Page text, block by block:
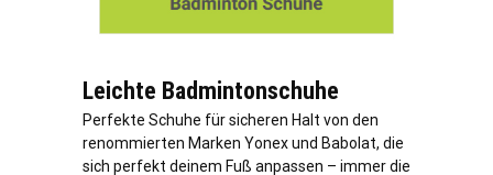
Leichte Badmintonschuhe
Perfekte Schuhe für sicheren Halt von den
renommierten Marken Yonex und Babolat, die
sich perfekt deinem Fuß anpassen – immer die